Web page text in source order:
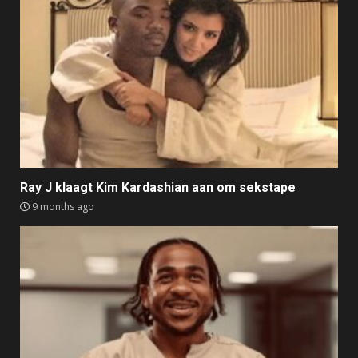
Ray J klaagt Kim Kardashian aan om sekstape
9 months ago